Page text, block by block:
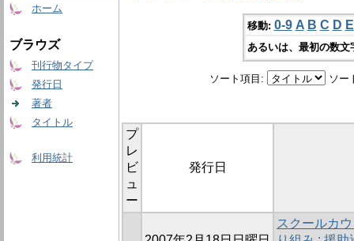
ホーム
ブラウズ
刊行物タイプ
発行日
著者
タイトル
利用統計
移動: 0-9 A B C D E
あるいは、最初の数
ソート項目: ソー
プ
レ
ビ
ュ
ー
発行日
スクールカ